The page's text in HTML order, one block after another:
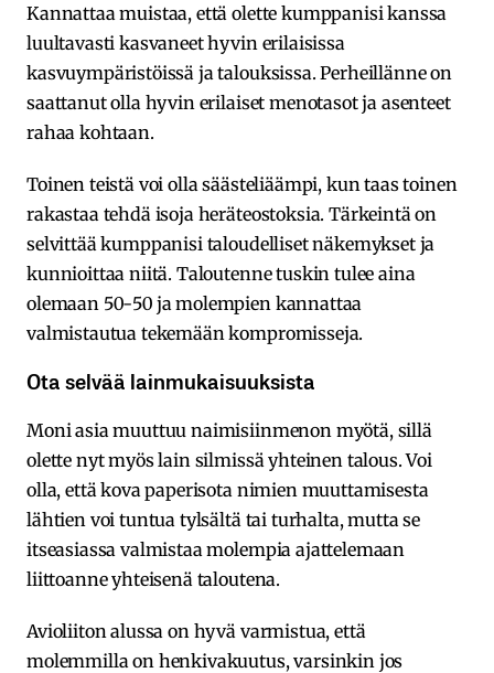
Kannattaa muistaa, että olette kumppanisi kanssa
luultavasti kasvaneet hyvin erilaisissa
kasvuympäristöissä ja talouksissa. Perheillänne on
saattanut olla hyvin erilaiset menotasot ja asenteet
rahaa kohtaan.
Toinen teistä voi olla säästeliäämpi, kun taas toinen
rakastaa tehdä isoja heräteostoksia. Tärkeintä on
selvittää kumppanisi taloudelliset näkemykset ja
kunnioittaa niitä. Taloutenne tuskin tulee aina
olemaan 50-50 ja molempien kannattaa
valmistautua tekemään kompromisseja.
Ota selvää lainmukaisuuksista
Moni asia muuttuu naimisiinmenon myötä, sillä
olette nyt myös lain silmissä yhteinen talous. Voi
olla, että kova paperisota nimien muuttamisesta
lähtien voi tuntua tylsältä tai turhalta, mutta se
itseasiassa valmistaa molempia ajattelemaan
liittoanne yhteisenä taloutena.
Avioliiton alussa on hyvä varmistua, että
molemmilla on henkivakuutus, varsinkin jos